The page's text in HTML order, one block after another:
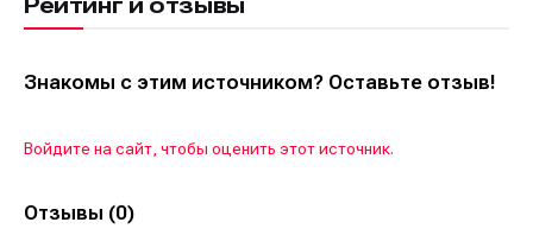
Рейтинг и отзывы
Знакомы с этим источником? Оставьте отзыв!
Войдите на сайт, чтобы оценить этот источник.
Отзывы (0)